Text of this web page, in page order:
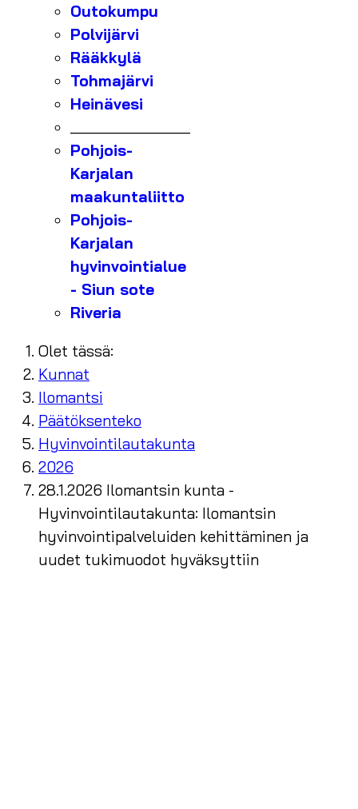
Outokumpu
Polvijärvi
Rääkkylä
Tohmajärvi
Heinävesi
Pohjois-
Karjalan
maakuntaliitto
Pohjois-
Karjalan
hyvinvointialue
- Siun sote
Riveria
Olet tässä:
Kunnat
Ilomantsi
Päätöksenteko
Hyvinvointilautakunta
2026
28.1.2026 Ilomantsin kunta -
Hyvinvointilautakunta: Ilomantsin
hyvinvointipalveluiden kehittäminen ja
uudet tukimuodot hyväksyttiin